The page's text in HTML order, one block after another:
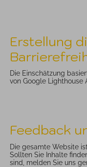
Erstellung
Die Einschätzung
von Google Lighthouse
Feedback
Die gesamte Website
Sollten Sie Inhalte
sind, melden Sie uns